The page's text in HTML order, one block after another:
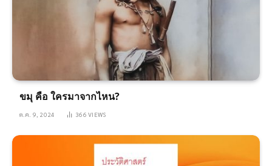
ขมุ คือ ใครมาจากไหน?
ต.ค. 9, 2024 366VIEWS